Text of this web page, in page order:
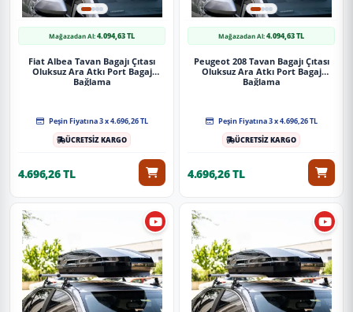
Mağazadan Al:4.094,63 TL
Fiat Albea Tavan Bagajı Çıtası
Oluksuz Ara Atkı Port Bagaj
Bağlama
Peşin Fiyatına 3 x 4.696,26 TL
ÜCRETSİZ KARGO
4.696,26 TL
Mağazadan Al:4.094,63 TL
Peugeot 208 Tavan Bagajı Çıtası
Oluksuz Ara Atkı Port Bagaj
Bağlama
Peşin Fiyatına 3 x 4.696,26 TL
ÜCRETSİZ KARGO
4.696,26 TL